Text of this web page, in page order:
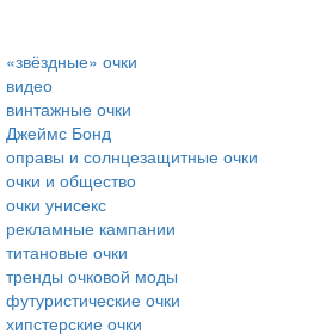
«звёздные» очки
видео
винтажные очки
Джеймс Бонд
оправы и солнцезащитные очки
очки и общество
очки унисекс
рекламные кампании
титановые очки
тренды очковой моды
футуристические очки
хипстерские очки